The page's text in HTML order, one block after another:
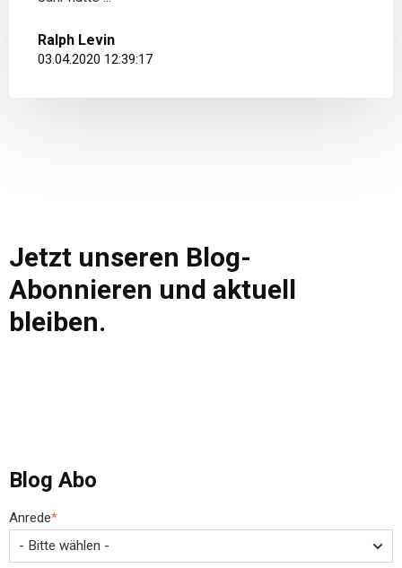
Ralph Levin
03.04.2020 12:39:17
Jetzt unseren Blog-
Abonnieren und aktuell
bleiben.
Blog Abo
Anrede*